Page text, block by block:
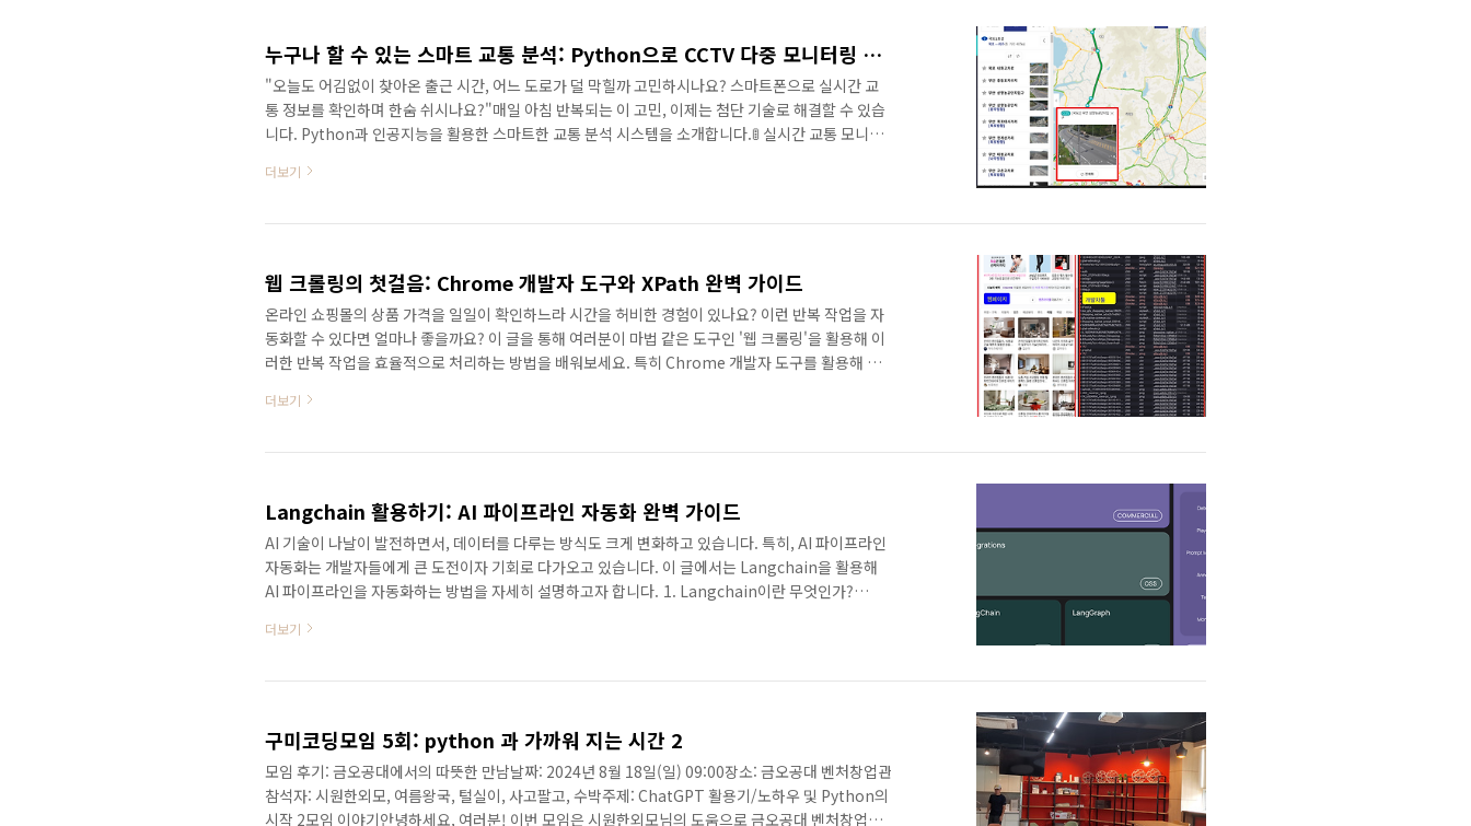
누구나 할 수 있는 스마트 교통 분석: Python으로 CCTV 다중 모니터링 구현
"오늘도 어김없이 찾아온 출근 시간, 어느 도로가 덜 막힐까 고민하시나요? 스마트폰으로 실시간 교
통 정보를 확인하며 한숨 쉬시나요?"매일 아침 반복되는 이 고민, 이제는 첨단 기술로 해결할 수 있습
니다. Python과 인공지능을 활용한 스마트한 교통 분석 시스템을 소개합니다.🚦 실시간 교통 모니터
다. 하지만 현재 시스템은 한 가지 큰 제약이 있습니다."CCTV 화면을 하나씩 클릭하며 확인해야 한다
수동으로 전환 필요실시간 통합 분석이 어려움이런 불편함을 겪으신 분들을 위해, 더 스마트한 해결
더보기
웹 크롤링의 첫걸음: Chrome 개발자 도구와 XPath 완벽 가이드
온라인 쇼핑몰의 상품 가격을 일일이 확인하느라 시간을 허비한 경험이 있나요? 이런 반복 작업을 자
동화할 수 있다면 얼마나 좋을까요? 이 글을 통해 여러분이 마법 같은 도구인 '웹 크롤링'을 활용해 이
러한 반복 작업을 효율적으로 처리하는 방법을 배워보세요. 특히 Chrome 개발자 도구를 활용해 원
링의 달인이 되실 수 있을 거예요!웹 크롤링은 데이터 과학자, 대학생, 스타트업 대표 등 누구에게나
중할 수 있도록 도와줍니다. 이제부터 함께 크롤링의 세계로 들어가 보겠습니다!크롤링이란 무엇인
더보기
Langchain 활용하기: AI 파이프라인 자동화 완벽 가이드
AI 기술이 나날이 발전하면서, 데이터를 다루는 방식도 크게 변화하고 있습니다. 특히, AI 파이프라인
자동화는 개발자들에게 큰 도전이자 기회로 다가오고 있습니다. 이 글에서는 Langchain을 활용해
AI 파이프라인을 자동화하는 방법을 자세히 설명하고자 합니다. 1. Langchain이란 무엇인가?
용됩니다. 다양한 AI 모델과 데이터를 연결하여 작업을 효율적으로 처리할 수 있게 돕는 도구입니다.
을 모듈처럼 연결하여 하나의 큰 프로젝트로 만들어줍니다. 그 과정에서 복잡해 보이는 요소들도 쉽
더보기
구미코딩모임 5회: python 과 가까워 지는 시간 2
모임 후기: 금오공대에서의 따뜻한 만남날짜: 2024년 8월 18일(일) 09:00장소: 금오공대 벤처창업관
참석자: 시원한외모, 여름왕국, 털실이, 사고팔고, 수박주제: ChatGPT 활용기/노하우 및 Python의
시작 2모임 이야기안녕하세요, 여러분! 이번 모임은 시원한외모님의 도움으로 금오공대 벤처창업관